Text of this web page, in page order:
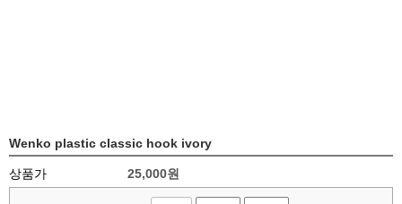
Wenko plastic classic hook ivory
상품가 25,000원